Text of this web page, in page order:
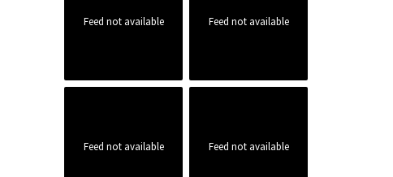
Feed not available Feed not available
Feed not available Feed not available